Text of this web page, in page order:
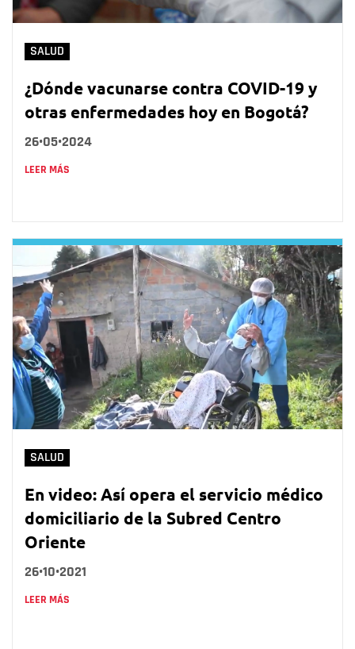
SALUD
¿Dónde vacunarse contra COVID-19 y
otras enfermedades hoy en Bogotá?
26•05•2024
LEER MÁS
SALUD
En video: Así opera el servicio médico
domiciliario de la Subred Centro
Oriente
26•10•2021
LEER MÁS